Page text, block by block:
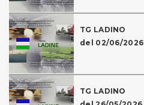
TG LADINO
del 02/06/2026
TG LADINO